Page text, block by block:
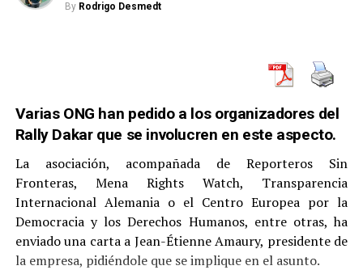
By Rodrigo Desmedt
Varias ONG han pedido a los organizadores del
Rally Dakar que se involucren en este aspecto.
La asociación, acompañada de Reporteros Sin
Fronteras, Mena Rights Watch, Transparencia
Internacional Alemania o el Centro Europea por la
Democracia y los Derechos Humanos, entre otras, ha
enviado una carta a Jean-Étienne Amaury, presidente de
la empresa, pidiéndole que se implique en el asunto.